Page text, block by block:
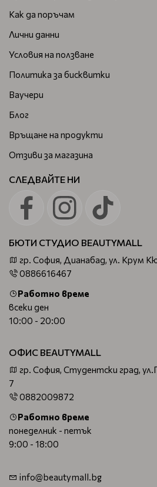
Как да поръчам
Лични данни
Условия на ползване
Политика за бисквитки
Ваучери
Блог
Връщане на продукти
Отзиви за магазина
СЛЕДВАЙТЕ НИ
БЮТИ СТУДИО BEAUTYMALL
гр. София, Дианабад, ул. Крум
0886616467
Работно време
всеки ден
10:00 - 20:00
ОФИС BEAUTYMALL
гр. София, Студентски град,
7
0882009872
Работно време
понеделник - петък
9:00 - 18:00
info@beautymall.bg